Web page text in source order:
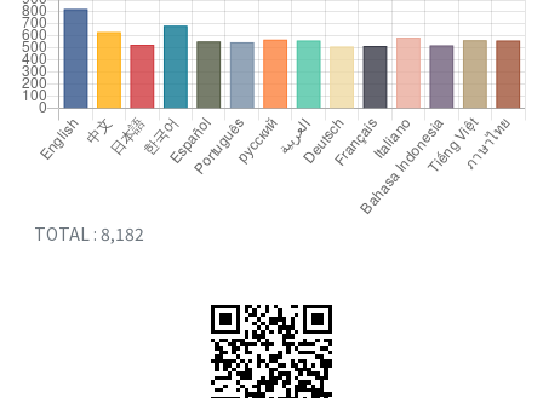
TOTAL : 8,182